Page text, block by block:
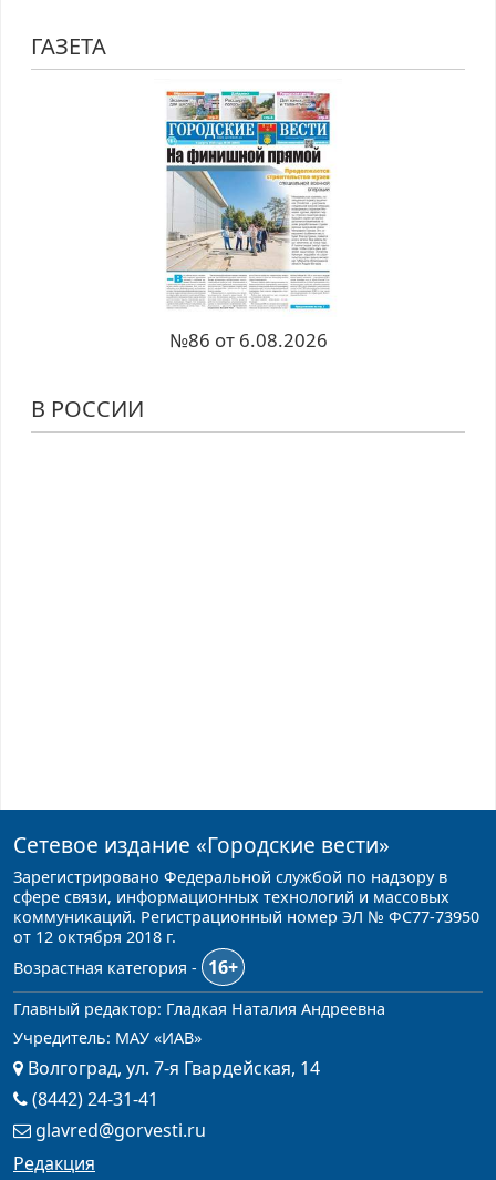
ГАЗЕТА
№86 от 6.08.2026
В РОССИИ
Сетевое издание «Городские вести»
Зарегистрировано Федеральной службой по надзору в
сфере связи, информационных технологий и массовых
коммуникаций. Регистрационный номер ЭЛ № ФС77-73950
от 12 октября 2018 г.
Возрастная категория -
16+
Главный редактор: Гладкая Наталия Андреевна
Учредитель: МАУ «ИАВ»
Волгоград, ул. 7-я Гвардейская, 14
(8442) 24-31-41
glavred@gorvesti.ru
Редакция